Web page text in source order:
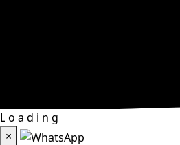
Lo a d i n g
×